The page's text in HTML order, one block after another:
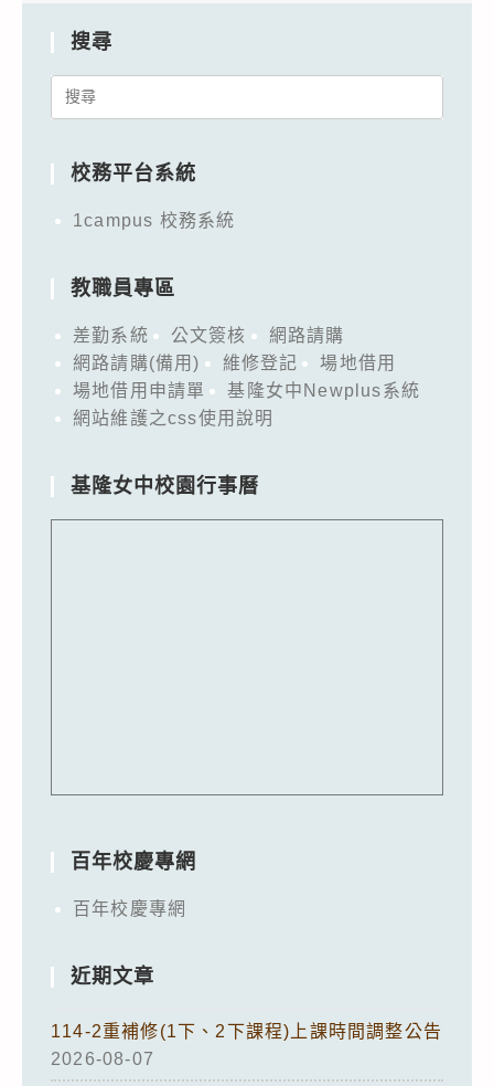
搜尋
Search
校務平台系統
1campus 校務系統
教職員專區
差勤系統 公文簽核
網路請購
網路請購(備用)
維修登記
場地借用
場地借用申請單
基隆女中Newplus系統
網站維護之css使用說明
基隆女中校園行事曆
百年校慶專網
百年校慶專網
近期文章
114-2重補修(1下、2下課程)上課時間調整公告
2026-08-07